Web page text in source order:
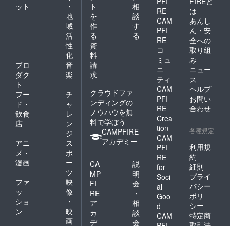
） ・用
紙：光
沢紙
（アー
トポス
ト）
220KG
・印刷
ラー：
表面カ
ラー／
裏面モ
ノクロ
手：無
送は、
令和8年
1月を予
定して
す。 ※
お届け
は、ク
ロネコ
さん
ラサラ
した手
触りの
品があ
る落ち
着いた
仕上り
となり
ます。
※絵本は
自費出
版とな
りま
す。
スト
ド』に
ついて
仕様 ・
サイ
ズ：通
常ハガ
キサイ
（H100
mm×W
ット
・
地
域
活
性
化
プロ
ダク
ト
音
楽
フー
ド・
飲食
店
チ
ャ
レ
ン
ジ
アニ
メ・
漫画
ス
ポ
ー
ツ
ファ
ッ
ショ
ン
映
像
・
映
画
ト
を
作
る
相
談
す
る
資
料
請
求
クラウドファ
ンディングの
ノウハウを無
料で学ぼう
CAMPFIRE
アカデミー
CA
MP
FI
RE
ア
カ
デ
説
明
会
・
相
談
会
RE
CAM
PFI
RE
コ
ミュ
ニ
ティ
CAM
PFI
RE
Crea
tion
CAM
PFI
RE
for
Soci
al
Goo
d
CAM
は
あんし
ん・安
全への
取り組
み
ニュー
ス
ヘルプ
お問い
合わせ
各種規定
利用規
約
細則
プライ
バシー
ポリ
シー
特定商